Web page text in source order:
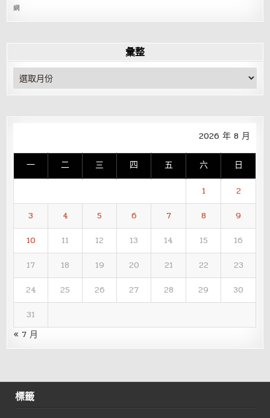
網
彙整
彙
整
2026 年 8 月
一 二 三 四 五 六 日
1
2
3
4 5 6 7 8
9
10
11 12 13 14 15
16
17
18 19 20 21 22
23
24
25 26 27 28 29
30
31
« 7 月
標籤